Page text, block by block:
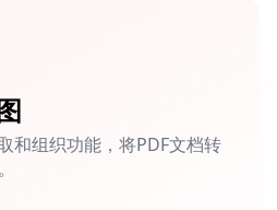
和组织功能，将PDF文档转